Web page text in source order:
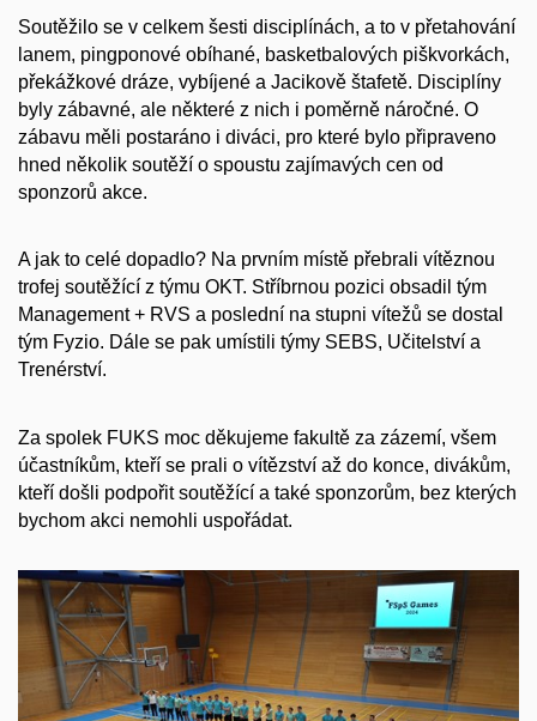
Soutěžilo se v celkem šesti disciplínách, a to v přetahování
lanem, pingponové obíhané, basketbalových piškvorkách,
překážkové dráze, vybíjené a Jacikově štafetě. Disciplíny
byly zábavné, ale některé z nich i poměrně náročné. O
zábavu měli postaráno i diváci, pro které bylo připraveno
hned několik soutěží o spoustu zajímavých cen od
sponzorů akce.
A jak to celé dopadlo? Na prvním místě přebrali vítěznou
trofej soutěžící z týmu OKT. Stříbrnou pozici obsadil tým
Management + RVS a poslední na stupni vítežů se dostal
tým Fyzio. Dále se pak umístili týmy SEBS, Učitelství a
Trenérství.
Za spolek FUKS moc děkujeme fakultě za zázemí, všem
účastníkům, kteří se prali o vítězství až do konce, divákům,
kteří došli podpořit soutěžící a také sponzorům, bez kterých
bychom akci nemohli uspořádat.